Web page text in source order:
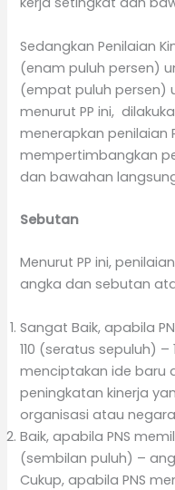
Sedangkan Penilaian
(enam puluh persen)
(empat puluh persen)
menurut PP ini,
menerapkan penilaian
mempertimbangkan
dan bawahan
Sebutan
Menurut PP ini,
angka dan sebutan
Sangat Baik, apabila
110 (seratus sepuluh)
menciptakan ide baru
peningkatan kinerja
organisasi atau
Baik, apabila PNS
(sembilan puluh) –
Cukup, apabila PNS